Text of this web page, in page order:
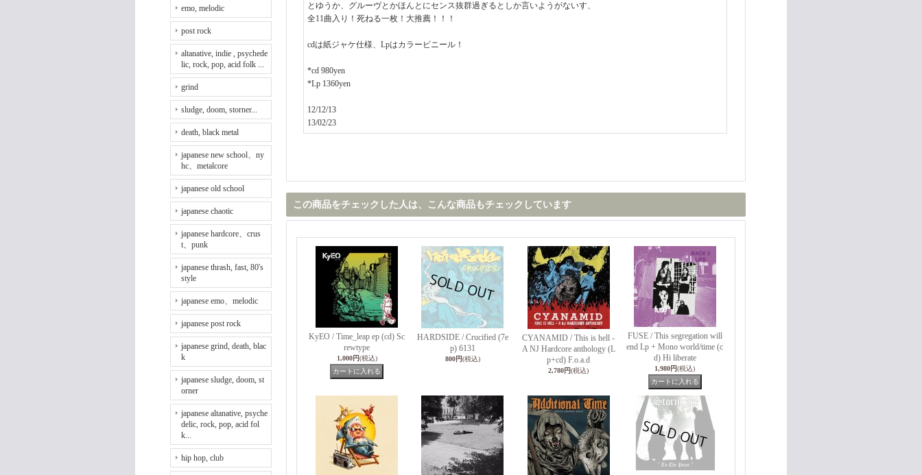
emo, melodic
post rock
altanative, indie , psychede
lic, rock, pop, acid folk ...
grind
sludge, doom, storner...
death, black metal
japanese new school、ny
hc、metalcore
japanese old school
japanese chaotic
japanese hardcore、crus
t、punk
japanese thrash, fast, 80's
style
japanese emo、melodic
japanese post rock
japanese grind, death, blac
k
japanese sludge, doom, st
orner
japanese altanative, psyche
delic, rock, pop, acid fol
k...
hip hop, club
とゆうか、グルーヴとかほんとにセンス抜群過ぎるとしか言いようがないす、
全11曲入り！死ねる一枚！大推薦！！！
cdは紙ジャケ仕様、Lpはカラービニール！
*cd 980yen
*Lp 1360yen
12/12/13
13/02/23
この商品をチェックした人は、こんな商品もチェックしています
KyEO / Time_leap ep (cd) Sc
rewtype
1,000円(税込)
HARDSIDE / Crucified (7e
p) 6131
800円(税込)
CYANAMID / This is hell -
A NJ Hardcore anthology (L
p+cd) F.o.a.d
2,780円(税込)
FUSE / This segregation will
end Lp + Mono world/time (c
d) Hi liberate
1,980円(税込)